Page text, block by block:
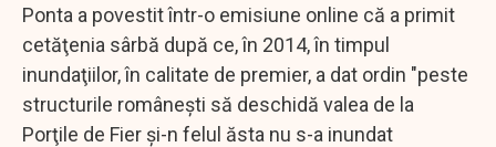
Ponta a povestit într-o emisiune online că a primit
cetăţenia sârbă după ce, în 2014, în timpul
inundaţiilor, în calitate de premier, a dat ordin "peste
structurile româneşti să deschidă valea de la
Porţile de Fier şi-n felul ăsta nu s-a inundat